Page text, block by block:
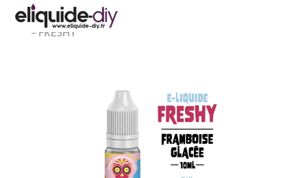
Accueil»Freshy 10ml
– FRESHY